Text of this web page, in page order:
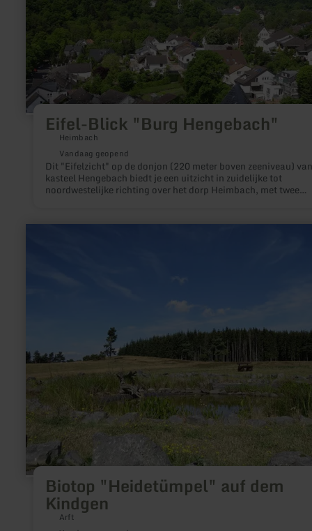
Eifel-Blick "Burg Hengebach"
Heimbach
Vandaag geopend
Dit "Eifelzicht" op de donjon (220 meter boven zeeniveau) van
kasteel Hengebach biedt je een uitzicht in zuidelijke tot
noordwestelijke richting over het dorp Heimbach, met twee
Hengebach"
Biotop "Heidetümpel" auf dem
Kindgen
Arft